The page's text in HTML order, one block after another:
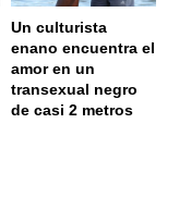
Un culturista
enano encuentra el
amor en un
transexual negro
de casi 2 metros